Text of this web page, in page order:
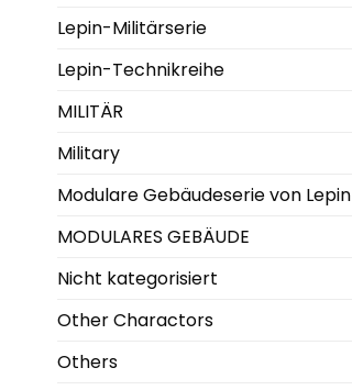
Lepin-Militärserie
Lepin-Technikreihe
MILITÄR
Military
Modulare Gebäudeserie von Lepin
MODULARES GEBÄUDE
Nicht kategorisiert
Other Charactors
Others